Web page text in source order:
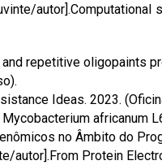
repetitive oligopaints
Ideas. 2023.
africanum
no Âmbito do
autor].From Protein